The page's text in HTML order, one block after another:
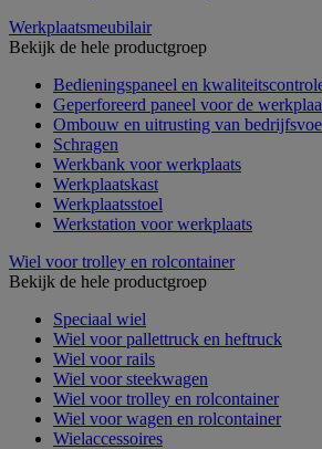
Werkplaatsmeubilair
Bekijk de hele productgroep
Bedieningspaneel en
Geperforeerd paneel voor de
Ombouw en uitrusting van
Schragen
Werkbank voor werkplaats
Werkplaatskast
Werkplaatsstoel
Werkstation voor werkplaats
Wiel voor trolley en rolcontainer
Bekijk de hele productgroep
Speciaal wiel
Wiel voor pallettruck en heftruck
Wiel voor rails
Wiel voor steekwagen
Wiel voor trolley en rolcontainer
Wiel voor wagen en rolcontainer
Wielaccessoires